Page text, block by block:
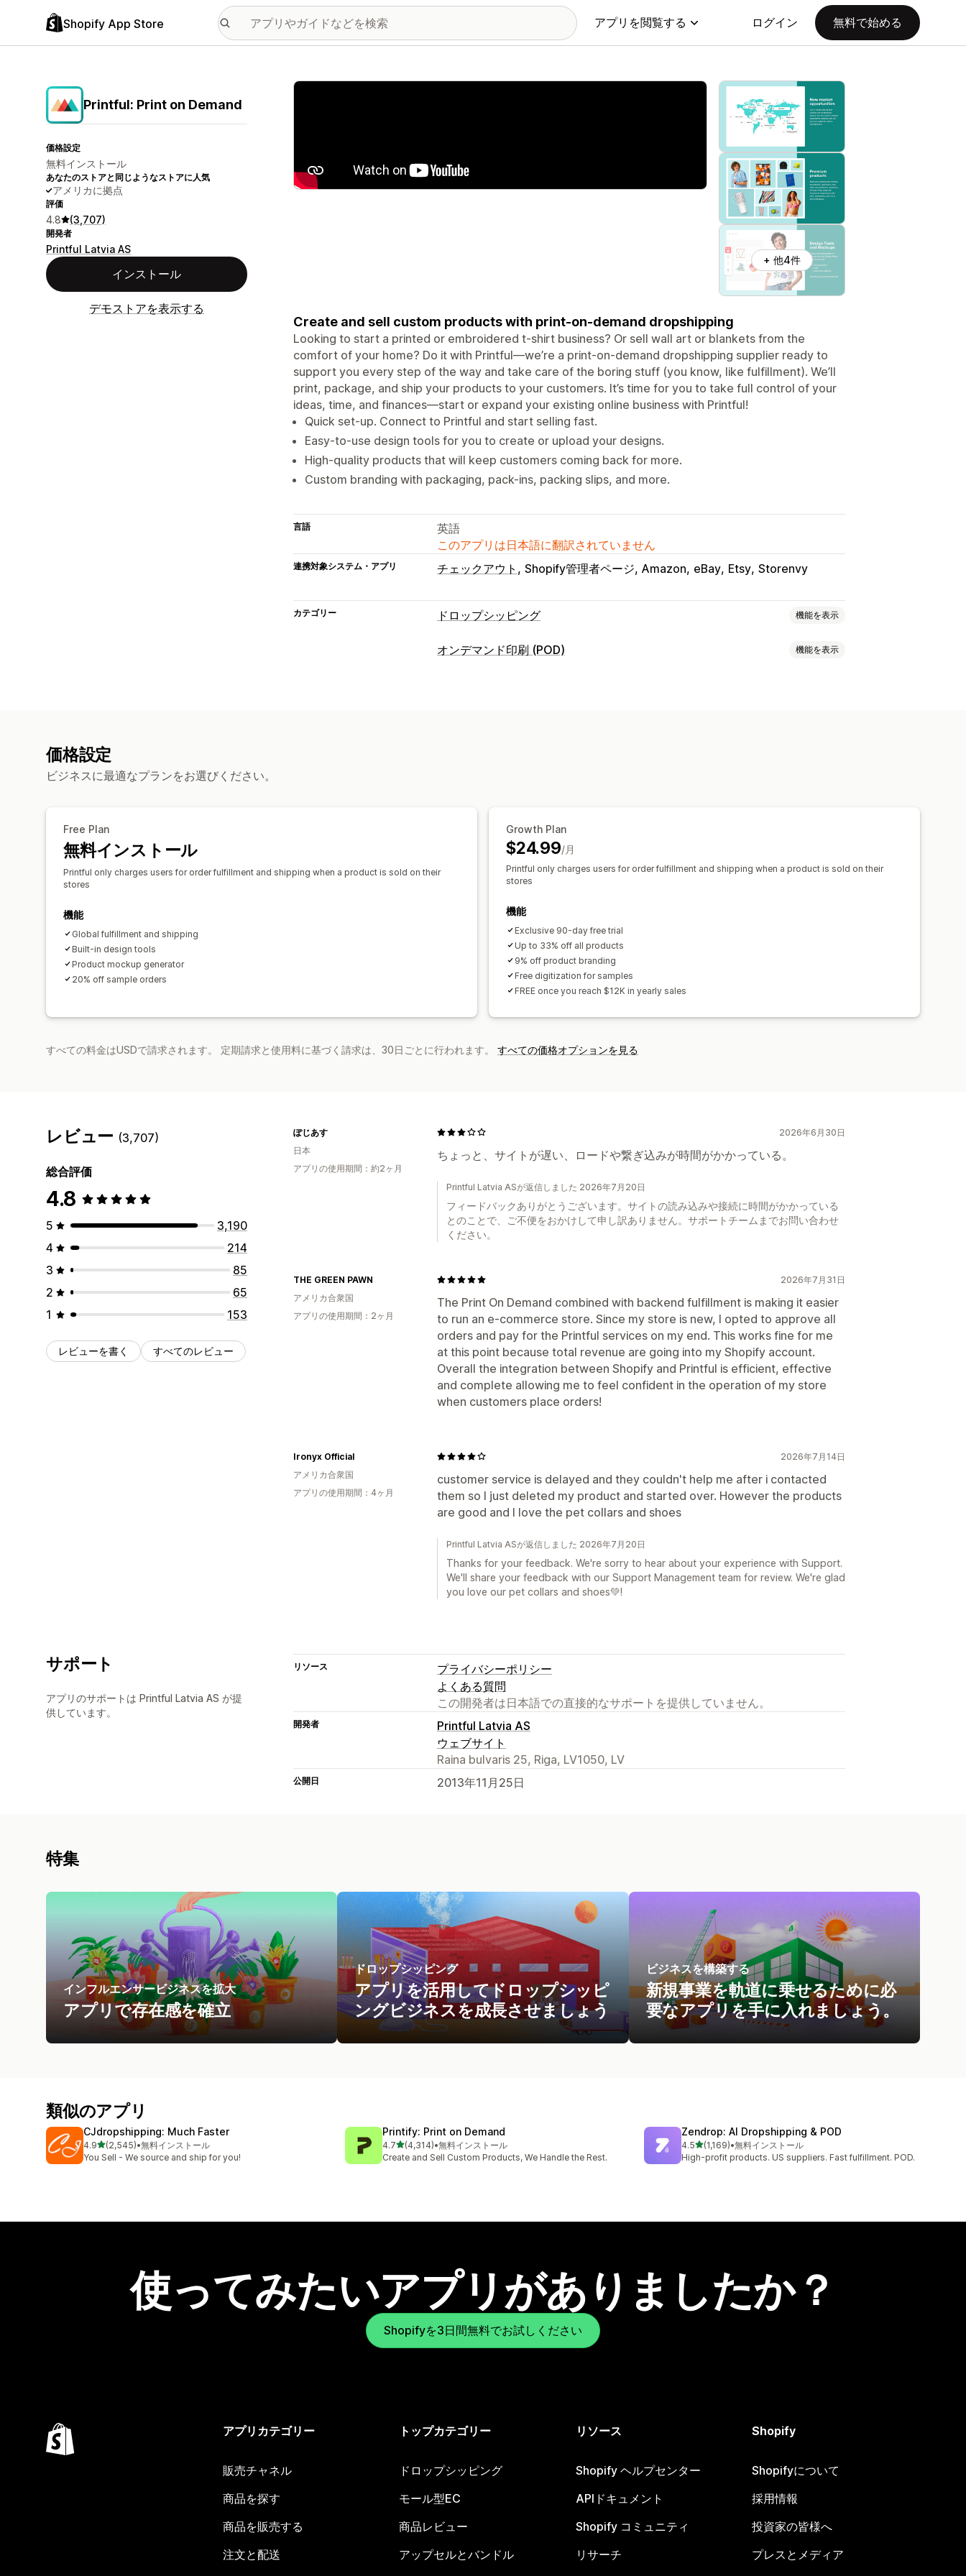
Shopify App Store アプリを閲覧する ログイン 無料で始める
Printful: Print on Demand
価格設定
無料インストール
あなたのストアと同じようなストアに人気
アメリカに拠点
評価
4.8 (3,707)
開発者
Printful Latvia AS
インストール
デモストアを表示する
特集の画像ギャラリー
+ 他4件
Create and sell custom products with print-on-demand dropshipping
Looking to start a printed or embroidered t-shirt business? Or sell wall art or blankets from the
comfort of your home? Do it with Printful—we’re a print-on-demand dropshipping supplier ready to
support you every step of the way and take care of the boring stuff (you know, like fulfillment). We’ll
print, package, and ship your products to your customers. It’s time for you to take full control of your
ideas, time, and finances—start or expand your existing online business with Printful!
Quick set-up. Connect to Printful and start selling fast.
Easy-to-use design tools for you to create or upload your designs.
High-quality products that will keep customers coming back for more.
Custom branding with packaging, pack-ins, packing slips, and more.
言語
英語
このアプリは日本語に翻訳されていません
連携対象システム・アプリ チェックアウト Shopify管理者ページ Amazon eBay Etsy Storenvy
カテゴリー ドロップシッピング 機能を表示
販売可能な商品
オンデマンド印刷 (POD) 機能を表示
ウォールアート
配送オプション
ホワイトラベル
一括配送
グローバルフルフィルメント
価格設定
ビジネスに最適なプランをお選びください。
Free Plan
無料インストール
Printful only charges users for order fulfillment and shipping when a product is sold on their
stores
機能
Global fulfillment and shipping
Built-in design tools
Product mockup generator
20% off sample orders
Growth Plan
$24.99/月
Printful only charges users for order fulfillment and shipping when a product is sold on their
stores
機能
Exclusive 90-day free trial
Up to 33% off all products
9% off product branding
Free digitization for samples
FREE once you reach $12K in yearly sales
すべての料金はUSDで請求されます。 定期請求と使用料に基づく請求は、30日ごとに行われます。 すべての価格オプションを見る
レビュー (3,707)
総合評価
4.8
5
3,190
4
214
3
85
2
65
1
153
レビューを書く すべてのレビュー
2026年6月30日
ちょっと、サイトが遅い、ロードや繋ぎ込みが時間がかかっている。
ぽじあす
日本
アプリの使用期間：約2ヶ月
Printful Latvia ASが返信しました 2026年7月20日
フィードバックありがとうございます。サイトの読み込みや接続に時間がかかっている
とのことで、ご不便をおかけして申し訳ありません。サポートチームまでお問い合わせ
ください。
2026年7月31日
The Print On Demand combined with backend fulfillment is making it easier
to run an e-commerce store. Since my store is new, I opted to approve all
orders and pay for the Printful services on my end. This works fine for me
at this point because total revenue are going into my Shopify account.
Overall the integration between Shopify and Printful is efficient, effective
and complete allowing me to feel confident in the operation of my store
when customers place orders!
THE GREEN PAWN
アメリカ合衆国
アプリの使用期間：2ヶ月
2026年7月14日
customer service is delayed and they couldn't help me after i contacted
them so I just deleted my product and started over. However the products
are good and I love the pet collars and shoes
Ironyx Official
アメリカ合衆国
アプリの使用期間：4ヶ月
Printful Latvia ASが返信しました 2026年7月20日
Thanks for your feedback. We're sorry to hear about your experience with Support.
We'll share your feedback with our Support Management team for review. We're glad
you love our pet collars and shoes💚!
サポート
アプリのサポートは Printful Latvia AS が提
供しています。
リソース
プライバシーポリシー
よくある質問
この開発者は日本語での直接的なサポートを提供していません。
開発者
Printful Latvia AS
ウェブサイト
Raina bulvaris 25, Riga, LV1050, LV
公開日 2013年11月25日
特集
インフルエンサービジネスを拡大
アプリで存在感を確立
ドロップシッピング
アプリを活用してドロップシッピ
ングビジネスを成長させましょう
ビジネスを構築する
新規事業を軌道に乗せるために必
要なアプリを手に入れましょう。
類似のアプリ
CJdropshipping: Much Faster
4.95つ星中
(2,545)
合計レビュー数：2545件
•無料インストール
You Sell - We source and ship for you!
Printify: Print on Demand
4.75つ星中
(4,314)
合計レビュー数：4314件
•無料インストール
Create and Sell Custom Products, We Handle the Rest.
Zendrop: AI Dropshipping & POD
4.55つ星中
(1,169)
合計レビュー数：1169件
•無料インストール
High-profit products. US suppliers. Fast fulfillment. POD.
使ってみたいアプリがありましたか？
Shopifyを3日間無料でお試しください
アプリカテゴリー
販売チャネル
商品を探す
商品を販売する
注文と配送
トップカテゴリー
ドロップシッピング
モール型EC
商品レビュー
アップセルとバンドル
リソース
Shopify ヘルプセンター
APIドキュメント
Shopify コミュニティ
リサーチ
Shopify
Shopifyについて
採用情報
投資家の皆様へ
プレスとメディア